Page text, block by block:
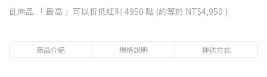
此商品 「 最高 」可以折抵紅利 4950 點 (約等於 NT$4,950 )
商品介紹 規格說明 運送方式